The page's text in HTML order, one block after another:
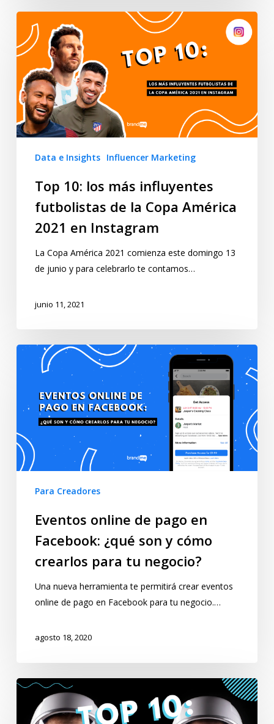
Data e Insights Influencer Marketing
Top 10: los más influyentes
futbolistas de la Copa América
2021 en Instagram
La Copa América 2021 comienza este domingo 13
de junio y para celebrarlo te contamos…
junio 11, 2021
Para Creadores
Eventos online de pago en
Facebook: ¿qué son y cómo
crearlos para tu negocio?
Una nueva herramienta te permitirá crear eventos
online de pago en Facebook para tu negocio.…
agosto 18, 2020